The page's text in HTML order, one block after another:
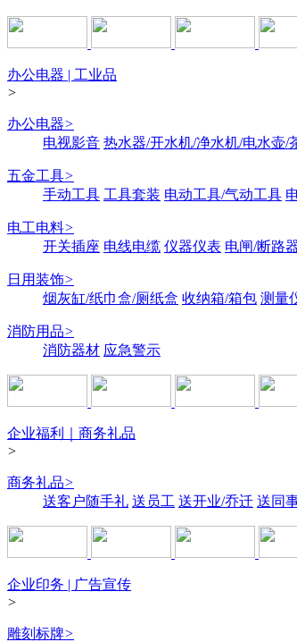
办公电器 | 工业品
>
办公电器>
电视影音 热水器/开水机/净水机/电水壶/
五金工具>
手动工具 工具套装 电动工具/气动工具
电工电料>
开关插座 电线电缆 仪器仪表 电闸/断路
日用装饰>
烟灰缸/纸巾盒/厕纸盒 收纳箱/箱包 测量
消防用品>
消防器材 应急警示
企业福利｜商务礼品
>
商务礼品>
送客户随手礼 送员工 送开业/乔迁 送同
企业印务 | 广告宣传
>
雕刻标牌>